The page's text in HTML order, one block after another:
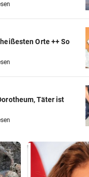
Orte ++ So
Täter ist